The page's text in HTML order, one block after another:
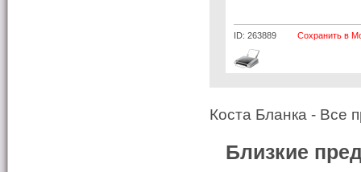
ID: 263889 Сохранить в
Коста Бланка - Все
Близкие